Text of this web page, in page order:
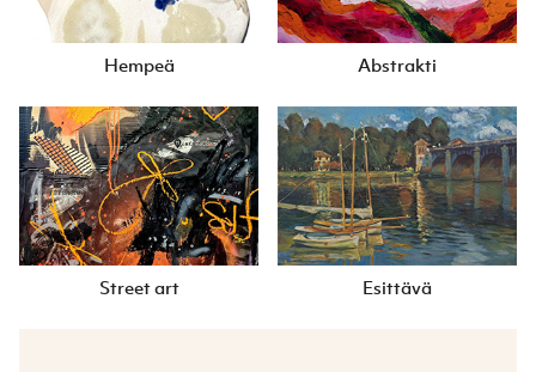
Hempeä Abstrakti
Street art Esittävä